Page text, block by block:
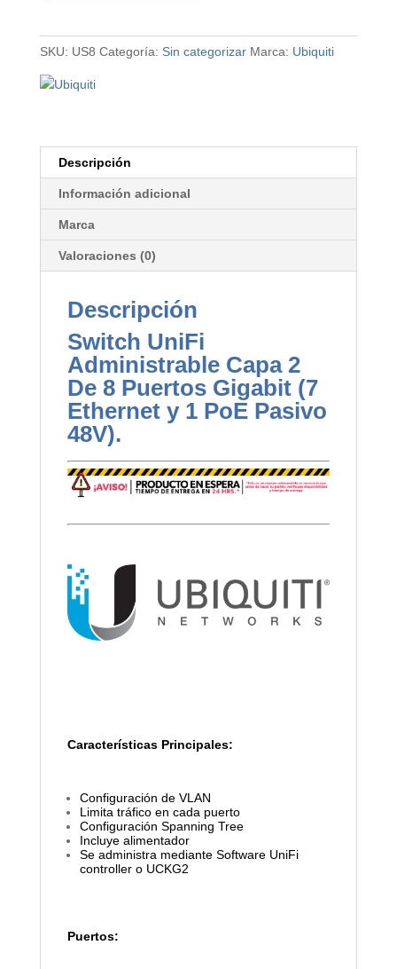
SKU: US8 Categoría: Sin categorizar Marca: Ubiquiti
Descripción
Información adicional
Marca
Valoraciones (0)
Descripción
Switch UniFi
Administrable Capa 2
De 8 Puertos Gigabit (7
Ethernet y 1 PoE Pasivo
48V).
Características Principales:
Configuración de VLAN
Limita tráfico en cada puerto
Configuración Spanning Tree
Incluye alimentador
Se administra mediante Software UniFi
controller o UCKG2
Puertos: